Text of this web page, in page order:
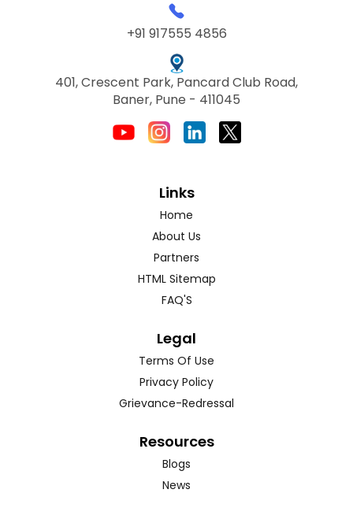
+91 917555 4856
401, Crescent Park, Pancard Club Road,
Baner, Pune - 411045
Links
Home
About Us
Partners
HTML Sitemap
FAQ'S
Legal
Terms Of Use
Privacy Policy
Grievance-Redressal
Resources
Blogs
News